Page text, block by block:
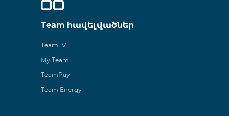
Team հավելվածներ
TeamTV
My Team
TeamPay
Team Energy